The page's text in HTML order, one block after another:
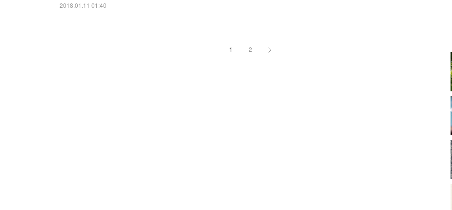
2018.01.11 01:40
1 2